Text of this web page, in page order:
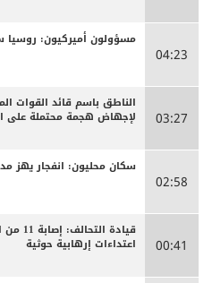
04:23
مسؤولون أميركيون:
03:27
الناطق باسم قائد القوات
لإجهاض هجمة محتملة على
02:58
سكان محليون: انفجار يهز
00:41
قيادة
اعتداءات إرهابية حوثية